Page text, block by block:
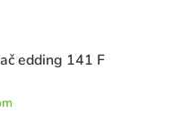
edding 141 F